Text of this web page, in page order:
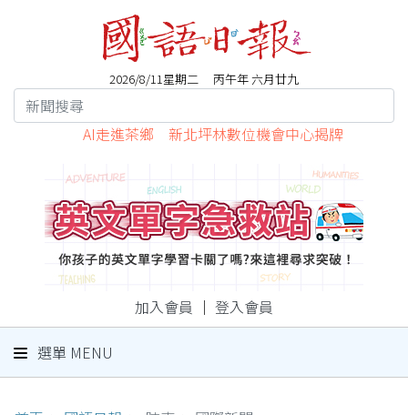
2026/8/11星期二 丙午年 六月廿九
AI走進茶鄉 新北坪林數位機會中心揭牌
加入會員 ｜ 登入會員
選單 MENU